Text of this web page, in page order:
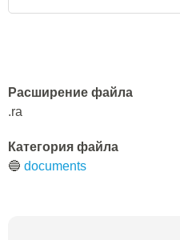
Расширение файла
.ra
Категория файла
🔵 documents